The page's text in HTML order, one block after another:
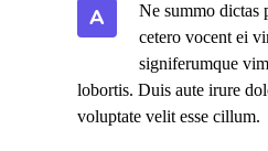
A
Ne summo dictas
cetero vocent ei
signiferumque
lobortis. Duis aute irure
voluptate velit esse cillum.